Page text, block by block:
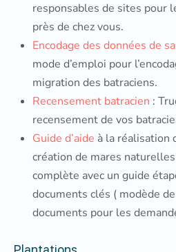
responsables de sites pour
près de chez vous.
Encodage des données de
mode d’emploi pour
migration des batraciens.
Recensement batracien :
recensement de vos
Guide d’aide à la réalisation
création de mares
complète avec un guide
documents clés ( modède
documents pour les